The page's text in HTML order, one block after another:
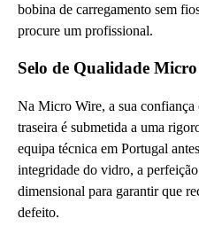
bobina de carregamento sem
procure um profissional.
Selo de Qualidade
Na Micro Wire, a sua confiança
traseira é submetida a uma
equipa técnica em Portugal
integridade do vidro, a
dimensional para garantir que
defeito.